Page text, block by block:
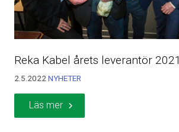
Reka Kabel årets leverantör 2021
2.5.2022 NYHETER
Läs mer